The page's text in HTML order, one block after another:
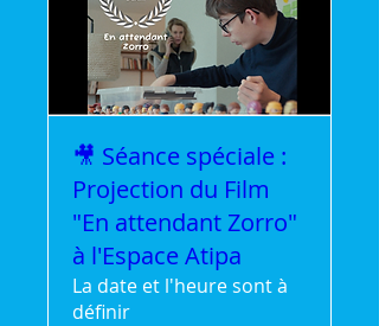
🎥 Séance spéciale :
Projection du Film
"En attendant Zorro"
à l'Espace Atipa
La date et l'heure sont à
définir